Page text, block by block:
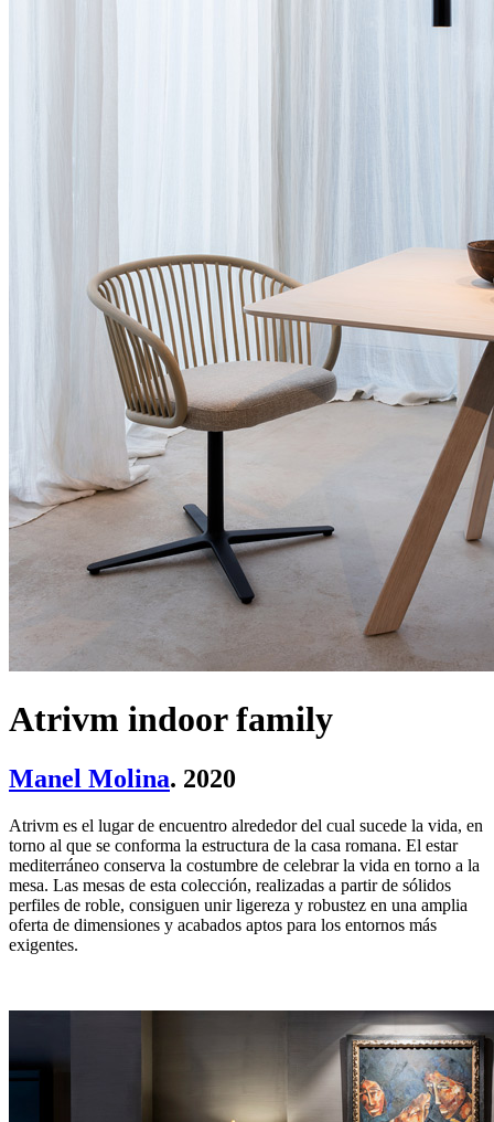
Atrivm indoor family
Manel Molina. 2020
Atrivm es el lugar de encuentro alrededor del cual sucede la vida, en
torno al que se conforma la estructura de la casa romana. El estar
mediterráneo conserva la costumbre de celebrar la vida en torno a la
mesa. Las mesas de esta colección, realizadas a partir de sólidos
perfiles de roble, consiguen unir ligereza y robustez en una amplia
oferta de dimensiones y acabados aptos para los entornos más
exigentes.